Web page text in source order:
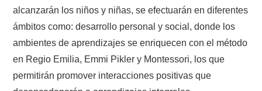
alcanzarán los niños y niñas, se efectuarán en diferentes
ámbitos como: desarrollo personal y social, donde los
ambientes de aprendizajes se enriquecen con el método
en Regio Emilia, Emmi Pikler y Montessori, los que
permitirán promover interacciones positivas que